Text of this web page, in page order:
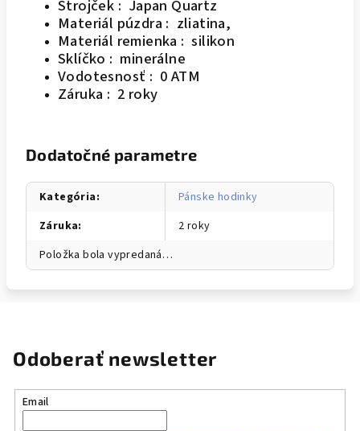
Strojček : Japan Quartz
Materiál púzdra : zliatina,
Materiál remienka : silikon
Sklíčko : minerálne
Vodotesnosť : 0 ATM
Záruka : 2 roky
Dodatočné parametre
Kategória:
Pánske hodinky
Záruka:
2 roky
Položka bola vypredaná…
Odoberať newsletter
Email